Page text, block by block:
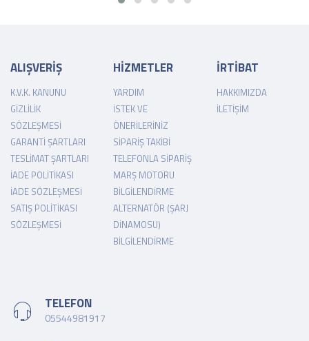
ALIŞVERİŞ
K.V.K. KANUNU
GIZLILIK
SÖZLEŞMESI
GARANTI ŞARTLARI
TESLIMAT ŞARTLARI
İADE POLITIKASI
İADE SÖZLEŞMESI
SATIŞ POLITIKASI
SÖZLEŞMESI
HİZMETLER
YARDIM
İSTEK VE
ÖNERILERINIZ
SIPARIŞ TAKIBI
TELEFONLA SIPARIŞ
MARŞ MOTORU
BILGILENDIRME
ALTERNATÖR (ŞARJ
DINAMOSU)
BILGILENDIRME
İRTİBAT
HAKKIMIZDA
İLETIŞIM
TELEFON
05544981917